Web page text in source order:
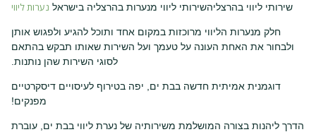
שירותי ליווי בהרצליהשירותי ליווי מנערות בהרצליה בישראל נערות ליווי
חלק מנערות הליווי מרוכזות במקום אחד ותוכל להגיע ולפגוש אותן
ולבחור את האחת העונה על טעמך ועל השירות שאותו תבקש בהתאם
לסוגי השירות שהן נותנות.
דוגמנית אמיתית חדשה בבת ים, יפה בטירוף לעיסויים דיסקרטיים
מפנקים!
הדרך ליהנות בצורה המושלמת משירותיה של נערת ליווי בבת ים, עוברת